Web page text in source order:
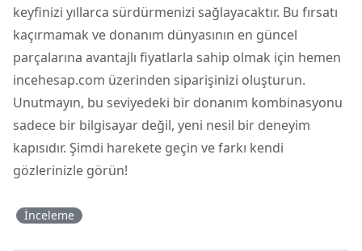
keyfinizi yıllarca sürdürmenizi sağlayacaktır. Bu fırsatı
kaçırmamak ve donanım dünyasının en güncel
parçalarına avantajlı fiyatlarla sahip olmak için hemen
incehesap.com üzerinden siparişinizi oluşturun.
Unutmayın, bu seviyedeki bir donanım kombinasyonu
sadece bir bilgisayar değil, yeni nesil bir deneyim
kapısıdır. Şimdi harekete geçin ve farkı kendi
gözlerinizle görün!
İnceleme